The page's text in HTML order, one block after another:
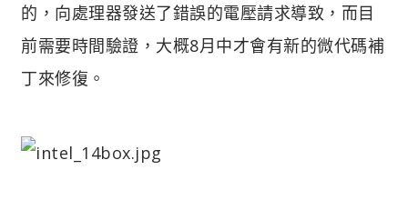
的，向處理器發送了錯誤的電壓請求導致，而目
前需要時間驗證，大概8月中才會有新的微代碼補
丁來修復。